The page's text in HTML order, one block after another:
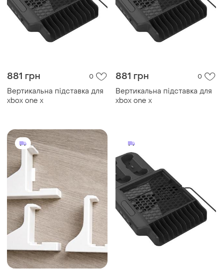
881 грн 0
Вертикальна підставка для
xbox one x
881 грн 0
Вертикальна підставка для
xbox one x